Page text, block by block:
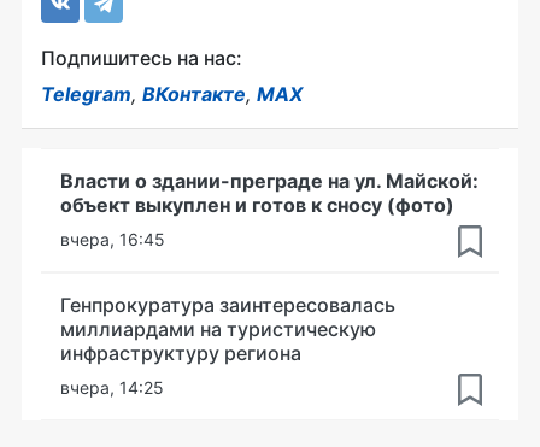
Подпишитесь на нас:
Telegram, ВКонтакте, MAX
Власти о здании-преграде на ул. Майской:
объект выкуплен и готов к сносу (фото)
вчера, 16:45
Генпрокуратура заинтересовалась
миллиардами на туристическую
инфраструктуру региона
вчера, 14:25